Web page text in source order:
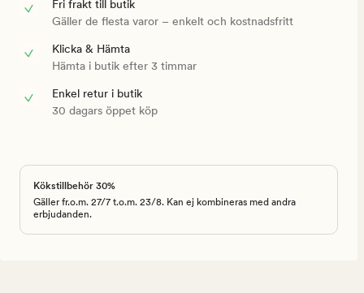
Fri frakt till butik
Gäller de flesta varor – enkelt och kostnadsfritt
Klicka & Hämta
Hämta i butik efter 3 timmar
Enkel retur i butik
30 dagars öppet köp
Kökstillbehör 30%
Gäller fr.o.m. 27/7 t.o.m. 23/8. Kan ej kombineras med andra
erbjudanden.